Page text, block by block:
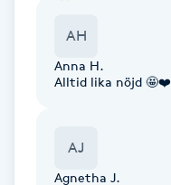
Gel naglar
Gelenaglar
AH
Anna H.
Alltid lika nöjd 🤩❤️
AJ
Agnetha J.